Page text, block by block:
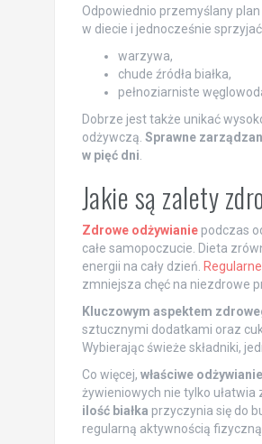
Odpowiednio przemyślany
w diecie i jednocześnie
warzywa,
chude źródła białka,
pełnoziarniste
Dobrze jest także unikać
odżywczą. Sprawne
w pięć dni.
Jakie są zalety
Zdrowe odżywianiepodczas
całe samopoczucie. Dieta
energii na cały dzień.
zmniejsza chęć na niezdrowe
Kluczowym aspektem
sztucznymi dodatkami oraz
Wybierając świeże składniki,
Co więcej, właściwe odżywianie
żywieniowych nie tylko
ilość białka przyczynia się do
regularną aktywnością